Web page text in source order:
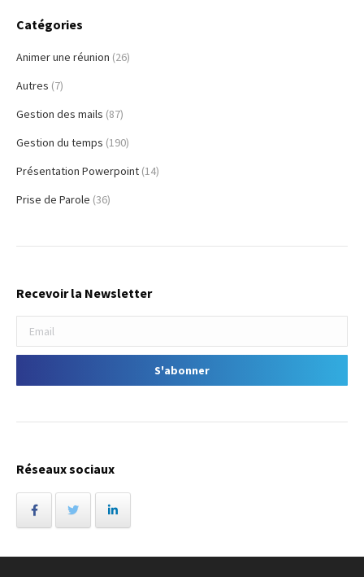
Catégories
Animer une réunion (26)
Autres (7)
Gestion des mails (87)
Gestion du temps (190)
Présentation Powerpoint (14)
Prise de Parole (36)
Recevoir la Newsletter
Réseaux sociaux